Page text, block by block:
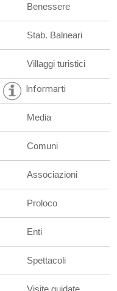
Benessere
Stab. Balneari
Villaggi turistici
Informarti
Media
Comuni
Associazioni
Proloco
Enti
Spettacoli
Visite guidate